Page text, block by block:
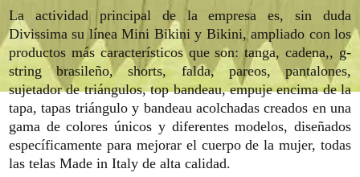
La actividad principal de la empresa
es, sin duda
Divissima su línea Mini Bikini y Bikini, ampliado conlos
productos más característicos que son: tanga,cadena,, g-
stringbrasileño, shorts, falda, pareos, pantalones,
sujetador de triángulos, topbandeau,empuje encima de la
tapa,tapas triángulo y bandeau acolchadas creados en una
gama de colores únicos y diferentes modelos, diseñados
específicamente para mejorar el cuerpo de la mujer, todas
las telas Made in Italy de alta calidad.